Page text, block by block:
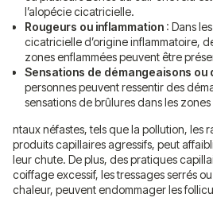
l’alopécie cicatricielle.
Rougeurs ou inflammation : Dans
cicatricielle d’origine inflammatoire,
zones enflammées peuvent être
Sensations de démangeaisons ou
personnes peuvent ressentir des
sensations de brûlures dans les
ntaux néfastes, tels que la pollution, les
produits capillaires agressifs, peut
leur chute. De plus, des pratiques
coiffage excessif, les tressages serrés
chaleur, peuvent endommager les